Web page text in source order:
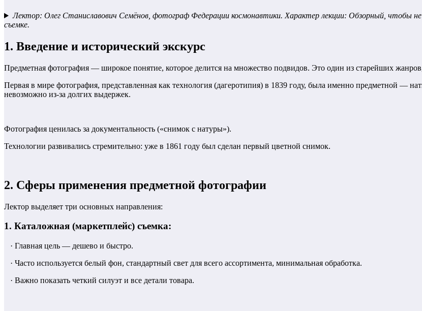
Лектор: Олег Станиславович Семёнов, фотограф Федерации космонавтики. Характер лекции: Обзорный, чтобы не
съемке.
1. Введение и исторический экскурс
Предметная фотография — широкое понятие, которое делится на множество подвидов. Это один из старейших
Первая в мире фотография, представленная как технология (дагеротипия) в 1839 году, была именно предметной —
невозможно из-за долгих выдержек.
Фотография ценилась за документальность («снимок с натуры»).
Технологии развивались стремительно: уже в 1861 году был сделан первый цветной снимок.
2. Сферы применения предметной фотографии
Лектор выделяет три основных направления:
1. Каталожная (маркетплейс) съемка:
· Главная цель — дешево и быстро.
· Часто используется белый фон, стандартный свет для всего ассортимента, минимальная обработка.
· Важно показать четкий силуэт и все детали товара.